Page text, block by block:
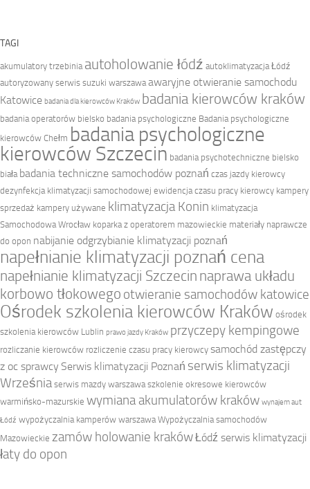
TAGI
akumulatory trzebinia autoholowanie łódź autoklimatyzacja Łódź
autoryzowany serwis suzuki warszawaawaryjne otwieranie samochodu
Katowice badania dla kierowców Kraków badania kierowców kraków
badania operatorów bielsko badania psychologiczne Badania psychologiczne
kierowców Chełm badania psychologiczne
kierowców Szczecin badania psychotechniczne bielsko
biała badania techniczne samochodów poznań czas jazdy kierowcy
dezynfekcja klimatyzacji samochodowej ewidencja czasu pracy kierowcy kampery
sprzedaż kampery używane klimatyzacja Konin klimatyzacja
Samochodowa Wrocław koparka z operatorem mazowieckie materiały naprawcze
do opon nabijanie odgrzybianie klimatyzacji poznań
napełnianie klimatyzacji poznań cena
napełnianie klimatyzacji Szczecin naprawa układu
korbowo tłokowego otwieranie samochodów katowice
Ośrodek szkolenia kierowców Kraków ośrodek
szkolenia kierowców Lublin prawo jazdy Kraków przyczepy kempingowe
rozliczanie kierowców rozliczenie czasu pracy kierowcysamochód zastępczy
z oc sprawcy Serwis klimatyzacji Poznań serwis klimatyzacji
Wrześniaserwis mazdy warszawaszkolenie okresowe kierowców
warmińsko-mazurskie wymiana akumulatorów kraków wynajem aut
Łódź wypożyczalnia kamperów warszawaWypożyczalnia samochodów
Mazowieckie zamów holowanie krakówŁódź serwis klimatyzacji
łaty do opon